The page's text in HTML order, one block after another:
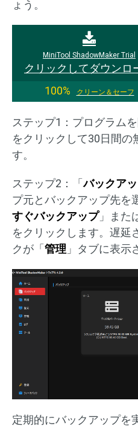
ょう。
MiniTool ShadowMaker Trial
クリックしてダウンロ
100%
クリーン＆セーフ
ステップ1：プログラムを
をクリックして30日間の
す。
ステップ2：「バックア
プ元とバックアップ先を
すぐバックアップ」また
をクリックします。遅延
クが「 管理 」タブに表示
定期的にバックアップを